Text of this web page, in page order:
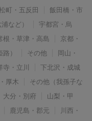
町・五反田
飯田橋・市
など）
宇都宮・烏
根・草津・高島
京都・
） その他
岡山・
寺・立川
下北沢・成城
厚木
その他（我孫子な
大分・別府
山梨・甲
鹿児島・郡元
川西・